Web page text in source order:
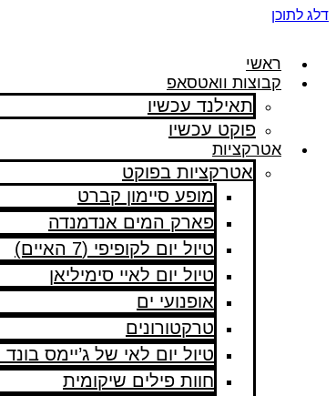
דלג לתוכן
ראשי
קבוצות וואטסאפ
תאילנד עכשיו
פוקט עכשיו
אטרקציות
אטרקציות בפוקט
מופע סיימון קברט
פארק המים אנדמנדה
טיול יום לקופיפי (7 האיים)
טיול יום לאיי סימיליאן
אופנועי ים
טרקטורונים
טיול יום לאי של ג’יימס בונד (4
חוות פילים שיקומית